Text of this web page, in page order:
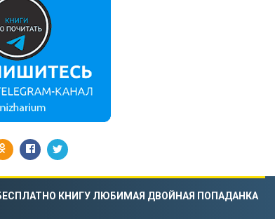
КНИГУ ЛЮБИМАЯ ДВОЙНАЯ ПОПАДАНКА